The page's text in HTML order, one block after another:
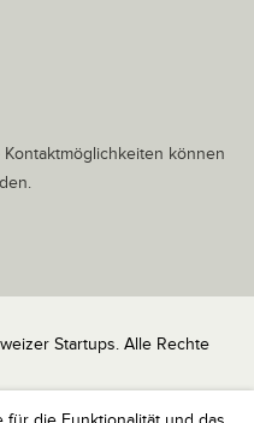
können
Startups. Alle Rechte